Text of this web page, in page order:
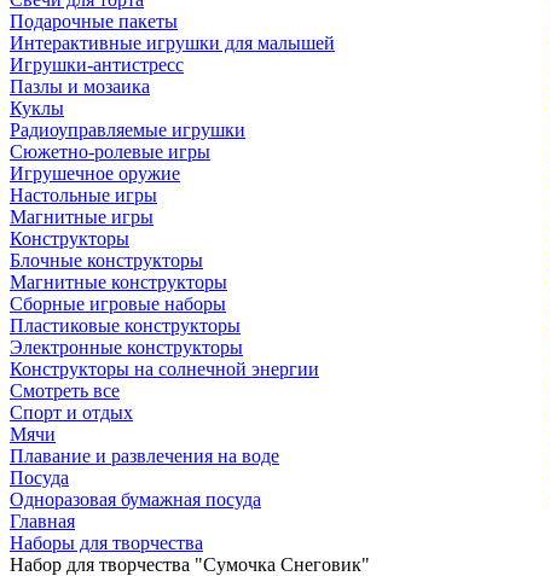
Подарочные пакеты
Интерактивные игрушки для малышей
Игрушки-антистресс
Пазлы и мозаика
Куклы
Радиоуправляемые игрушки
Сюжетно-ролевые игры
Игрушечное оружие
Настольные игры
Магнитные игры
Конструкторы
Блочные конструкторы
Магнитные конструкторы
Сборные игровые наборы
Пластиковые конструкторы
Электронные конструкторы
Конструкторы на солнечной энергии
Смотреть все
Спорт и отдых
Мячи
Плавание и развлечения на воде
Посуда
Одноразовая бумажная посуда
Главная
Наборы для творчества
Набор для творчества "Сумочка Снеговик"